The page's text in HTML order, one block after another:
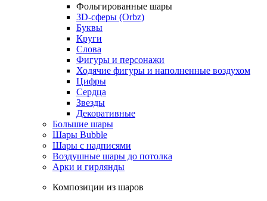
Фольгированные шары
3D-сферы (Orbz)
Буквы
Круги
Слова
Фигуры и персонажи
Ходячие фигуры и наполненные воздухом
Цифры
Сердца
Звезды
Декоративные
Большие шары
Шары Bubble
Шары с надписями
Воздушные шары до потолка
Арки и гирлянды
Композиции из шаров